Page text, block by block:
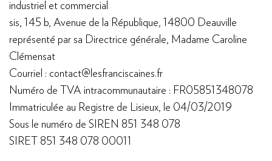
industriel et commercial
sis, 145 b, Avenue de la République, 14800 Deauville
représenté par sa Directrice générale, Madame Caroline
Clémensat
Courriel : contact@lesfranciscaines.fr
Numéro de TVA intracommunautaire : FR05851348078
Immatriculée au Registre de Lisieux, le 04/03/2019
Sous le numéro de SIREN 851 348 078
SIRET 851 348 078 00011